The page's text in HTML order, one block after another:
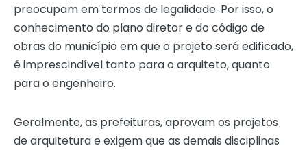
preocupam em termos de legalidade. Por isso, o
conhecimento do plano diretor e do código de
obras do município em que o projeto será edificado,
é imprescindível tanto para o arquiteto, quanto
para o engenheiro.
Geralmente, as prefeituras, aprovam os projetos
de arquitetura e exigem que as demais disciplinas